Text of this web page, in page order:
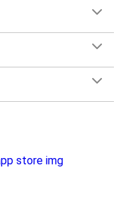
, więc
nie musisz się
zagwarantowane
zrobić to podczas
dodatkowe, puste